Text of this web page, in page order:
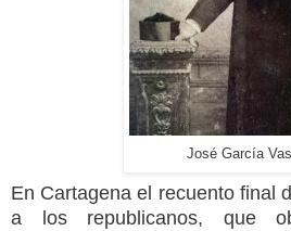
José García
En Cartagena el recuento final
a los republicanos, que